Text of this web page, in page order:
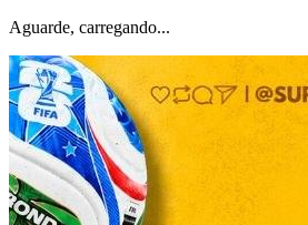
Aguarde, carregando...